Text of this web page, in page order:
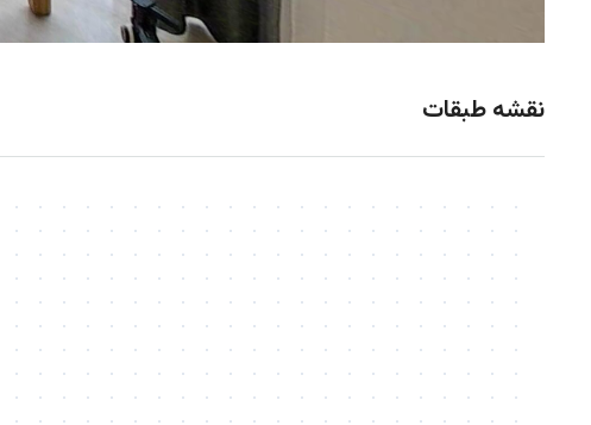
نقشه طبقات